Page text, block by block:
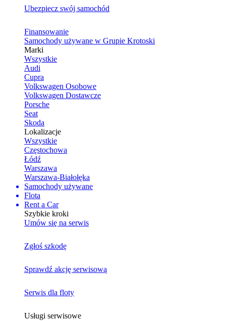
Ubezpiecz swój samochód
Finansowanie
Samochody używane w Grupie Krotoski
Marki
Wszystkie
Audi
Cupra
Volkswagen Osobowe
Volkswagen Dostawcze
Porsche
Seat
Skoda
Lokalizacje
Wszystkie
Częstochowa
Łódź
Warszawa
Warszawa-Białołęka
Samochody używane
Flota
Rent a Car
Szybkie kroki
Umów się na serwis
Zgłoś szkodę
Sprawdź akcję serwisową
Serwis dla floty
Usługi serwisowe